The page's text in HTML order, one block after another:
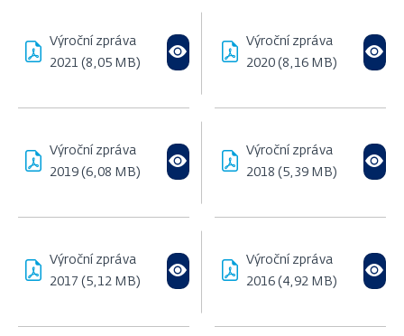
Výroční zpráva
2021 (8,05 MB)
Výroční zpráva
2020 (8,16 MB)
Výroční zpráva
2019 (6,08 MB)
Výroční zpráva
2018 (5,39 MB)
Výroční zpráva
2017 (5,12 MB)
Výroční zpráva
2016 (4,92 MB)